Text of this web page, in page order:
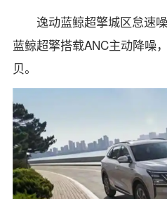
逸动蓝鲸超擎城区怠速
蓝鲸超擎搭载ANC主动降噪
贝。